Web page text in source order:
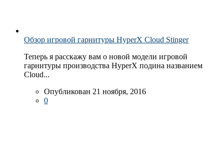
Обзор игровой гарнитуры HyperX Cloud Stinger
Теперь я расскажу вам о новой модели игровой
гарнитуры производства HyperX подина названием
Cloud...
Опубликован 21 ноября, 2016
0